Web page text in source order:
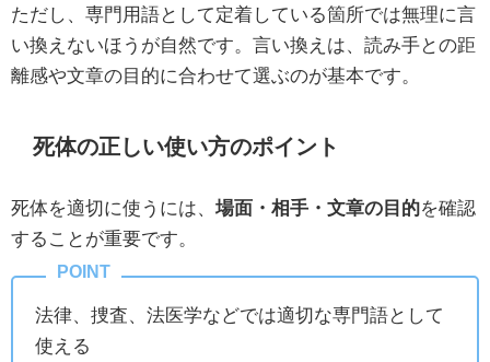
ただし、専門用語として定着している箇所では無理に言
い換えないほうが自然です。言い換えは、読み手との距
離感や文章の目的に合わせて選ぶのが基本です。
死体の正しい使い方のポイント
死体を適切に使うには、 場面・相手・文章の目的を確認
することが重要です。
法律、捜査、法医学などでは適切な専門語として
使える